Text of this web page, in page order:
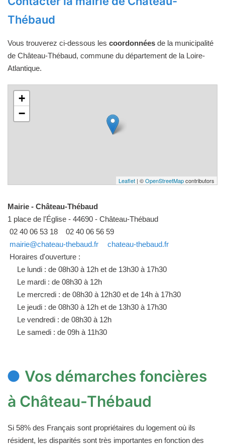
Thébaud
Vous trouverez ci-dessous les coordonnées de la municipalité
de Château-Thébaud, commune du département de la Loire-
Atlantique.
+
−
Leaflet | ©OpenStreetMapcontributors
Mairie - Château-Thébaud
1 place de l'Église - 44690 - Château-Thébaud
02 40 06 53 18
02 40 06 56 59
mairie@chateau-thebaud.fr
chateau-thebaud.fr
Horaires d'ouverture :
Le lundi : de 08h30 à 12h et de 13h30 à 17h30
Le mardi : de 08h30 à 12h
Le mercredi : de 08h30 à 12h30 et de 14h à 17h30
Le jeudi : de 08h30 à 12h et de 13h30 à 17h30
Le vendredi : de 08h30 à 12h
Le samedi : de 09h à 11h30
Vos démarches foncières
à Château-Thébaud
Si 58% des Français sont propriétaires du logement où ils
résident, les disparités sont très importantes en fonction des